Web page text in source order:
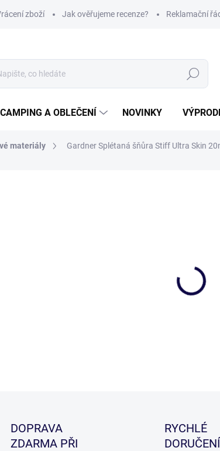
zboží Jak ověřujeme recenze? Reklamační
Hledat
CAMPING A OBLEČENÍ NOVINKY
materiály Gardner Splétaná šňůra Stiff Ultra Skin
DOPRAVA
ZDARMA PŘI
RYCHLÉ
DORUČENÍ